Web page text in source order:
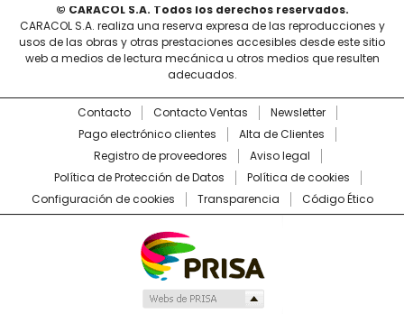
© CARACOL S.A. Todos los derechos reservados.
CARACOL S.A. realiza una reserva expresa de las reproducciones y
usos de las obras y otras prestaciones accesibles desde este sitio
web a medios de lectura mecánica u otros medios que resulten
adecuados.
Contacto Contacto Ventas
Newsletter
Pago electrónico clientes
Alta de Clientes
Registro de proveedores
Aviso legal
Política de Protección de Datos
Política de cookies
Configuración de cookies
Transparencia Código Ético